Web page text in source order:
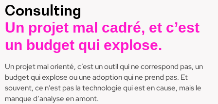
Consulting
Un projet mal cadré, et c’est
un budget qui explose.
Un projet mal orienté, c’est un outil qui ne correspond pas, un
budget qui explose ou une adoption qui ne prend pas. Et
souvent, ce n’est pas la technologie qui est en cause, mais le
manque d’analyse en amont.